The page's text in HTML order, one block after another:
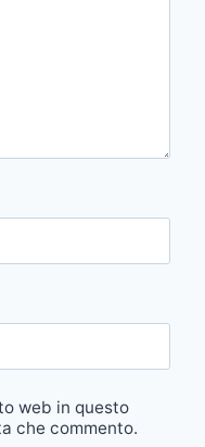
web in questo
che commento.